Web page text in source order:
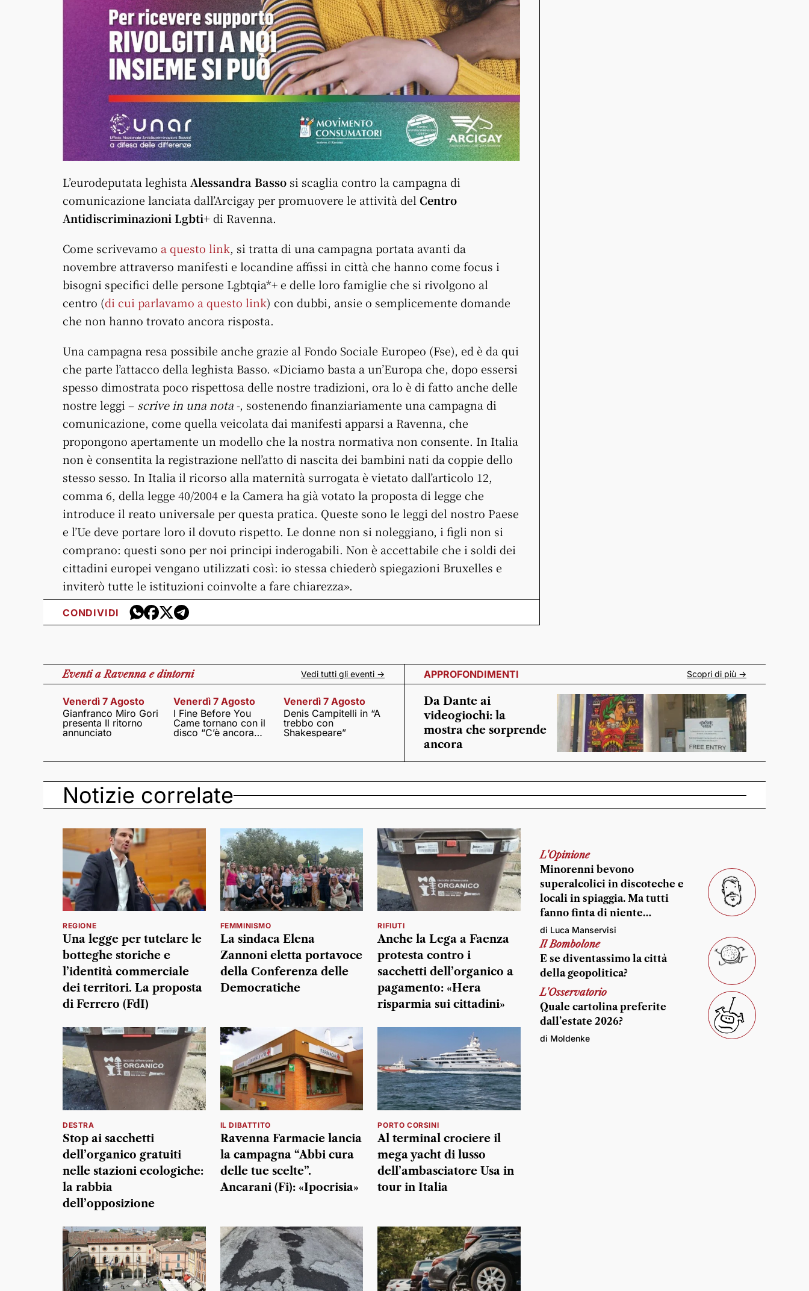
L’eurodeputata leghista Alessandra Basso si scaglia contro la campagna di
comunicazione lanciata dall’Arcigay per promuovere le attività del Centro
Antidiscriminazioni Lgbti+di Ravenna.
Come scrivevamo a questo link, si tratta di una campagna portata avanti da
novembre attraverso manifesti e locandine affissi in città che hanno come focus i
bisogni specifici delle persone Lgbtqia*+ e delle loro famiglie che si rivolgono al
centro (di cui parlavamo a questo link) con dubbi, ansie o semplicemente domande
che non hanno trovato ancora risposta.
Una campagna resa possibile anche grazie al Fondo Sociale Europeo (Fse), ed è da qui
che parte l’attacco della leghista Basso. «Diciamo basta a un’Europa che, dopo essersi
spesso dimostrata poco rispettosa delle nostre tradizioni, ora lo è di fatto anche delle
nostre leggi – scrive in una nota-, sostenendo finanziariamente una campagna di
comunicazione, come quella veicolata dai manifesti apparsi a Ravenna, che
propongono apertamente un modello che la nostra normativa non consente. In Italia
non è consentita la registrazione nell’atto di nascita dei bambini nati da coppie dello
stesso sesso. In Italia il ricorso alla maternità surrogata è vietato dall’articolo 12,
comma 6, della legge 40/2004 e la Camera ha già votato la proposta di legge che
introduce il reato universale per questa pratica. Queste sono le leggi del nostro Paese
e l’Ue deve portare loro il dovuto rispetto. Le donne non si noleggiano, i figli non si
comprano: questi sono per noi principi inderogabili. Non è accettabile che i soldi dei
cittadini europei vengano utilizzati così: io stessa chiederò spiegazioni Bruxelles e
inviterò tutte le istituzioni coinvolte a fare chiarezza».
CONDIVIDI
Eventia Ravenna e dintorni Vedi tutti gli eventi ->
Venerdì 7 Agosto
Gianfranco Miro Gori
presenta Il ritorno
annunciato
Venerdì 7 Agosto
I Fine Before You
Came tornano con il
disco “C’è ancora
Venerdì 7 Agosto
Denis Campitelli in “A
trebbo con
Shakespeare”
APPROFONDIMENTI Scopri di più ->
Da Dante ai
videogiochi: la
mostra che sorprende
ancora
Notizie correlate
REGIONE
Una legge per tutelare le
botteghe storiche e
l’identità commerciale
dei territori. La proposta
di Ferrero (FdI)
FEMMINISMO
La sindaca Elena
Zannoni eletta portavoce
della Conferenza delle
Democratiche
RIFIUTI
Anche la Lega a Faenza
protesta contro i
sacchetti dell’organico a
pagamento: «Hera
risparmia sui cittadini»
DESTRA
Stop ai sacchetti
dell’organico gratuiti
nelle stazioni ecologiche:
la rabbia
dell’opposizione
IL DIBATTITO
Ravenna Farmacie lancia
la campagna “Abbi cura
delle tue scelte”.
Ancarani (Fi): «Ipocrisia»
PORTO CORSINI
Al terminal crociere il
mega yacht di lusso
dell’ambasciatore Usa in
tour in Italia
L'Opinione
Minorenni bevono
superalcolici in discoteche e
locali in spiaggia. Ma tutti
fanno finta di niente…
di Luca Manservisi
Il Bombolone
E se diventassimo la città
della geopolitica?
L'Osservatorio
Quale cartolina preferite
dall’estate 2026?
di Moldenke